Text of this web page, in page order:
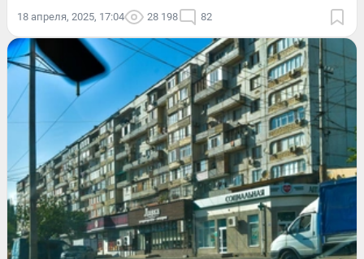
18 апреля, 2025, 17:04 28 198 82